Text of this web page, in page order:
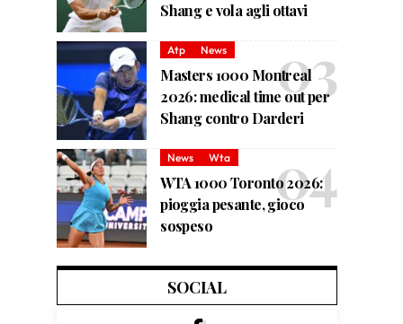
Shang e vola agli ottavi
Atp News
Masters 1000 Montreal
2026: medical time out per
Shang contro Darderi
News Wta
WTA 1000 Toronto 2026:
pioggia pesante, gioco
sospeso
SOCIAL